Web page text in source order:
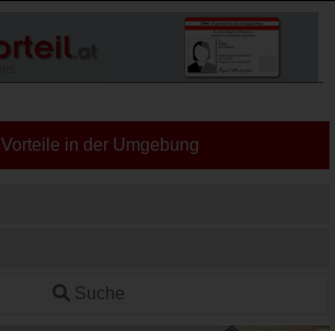
Vorteile in der Umgebung
Suche